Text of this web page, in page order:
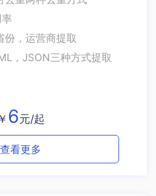
份，运营商提取
，JSON三种方式提取
￥ 6元/起
查看更多